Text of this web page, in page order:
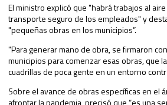
El ministro explicó que "habrá trabajos al
transporte seguro de los empleados" y
"pequeñas obras en los municipios”.
"Para generar mano de obra, se firmaron
municipios para comenzar esas obras, que
cuadrillas de poca gente en un entorno
Sobre el avance de obras específicas en el
afrontar la pandemia, precisó que “es una